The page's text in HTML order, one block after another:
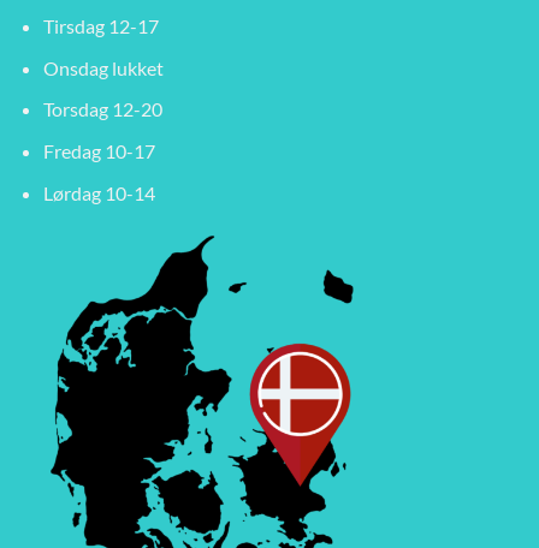
Tirsdag 12-17
Onsdag lukket
Torsdag 12-20
Fredag 10-17
Lørdag 10-14